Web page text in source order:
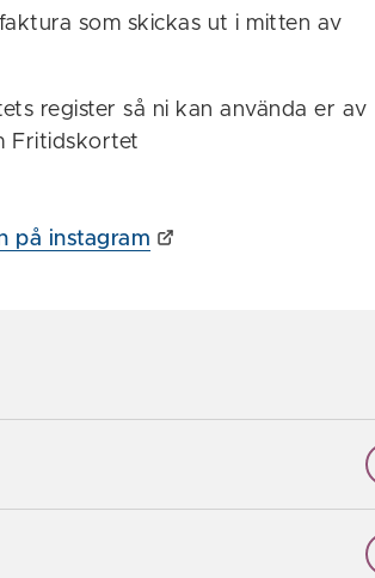
som skickas ut i mitten av
register så ni kan använda er av
Fritidskortet
på instagram